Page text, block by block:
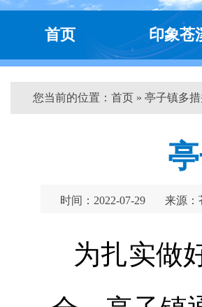
首页 印象苍
您当前的位置： 首页 » 亭子镇多
时间：2022-07-29 来源：
为扎实做